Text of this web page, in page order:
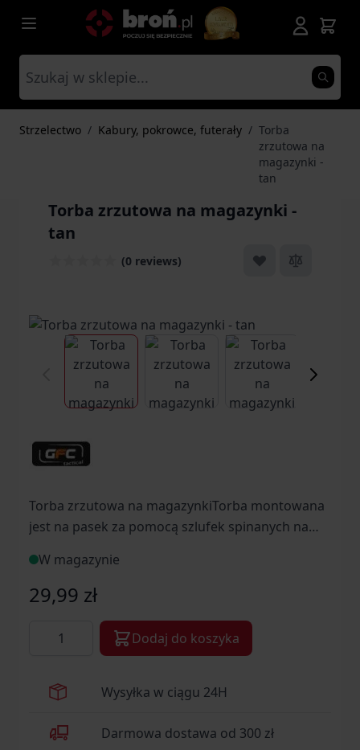
Przejdź do treści
Strzelectwo / Kabury, pokrowce, futerały / Torba
zrzutowa na
magazynki -
tan
Torba zrzutowa na magazynki -
tan
(0 reviews)
View larger imageView larger imageView larger
Torba zrzutowa na magazynkiTorba montowana
jest na pasek za pomocą szlufek spinanych na
ściągacz, dzięki któremu zabezpieczamy przed
zgubieniem wrzucone do środka zużyte
magazynki. Torba zrzutowa jest bardzo dobrym
rozwiązaniem w trakcie dynamicznej wymiany
W magazynie
29,99 zł
Dodaj do koszyka
Wysyłka w ciągu 24H
Darmowa dostawa od 300 zł